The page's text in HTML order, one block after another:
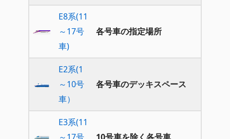
E8系(11
～17号
車)
各号車の指定場所
E2系(1
～10号
車）
各号車のデッキスペース
E3系(11